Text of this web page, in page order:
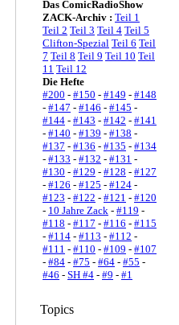
Das ComicRadioShow
ZACK-Archiv : Teil 1
Teil 2 Teil 3 Teil 4 Teil 5
Clifton-Spezial Teil 6 Teil
7 Teil 8 Teil 9 Teil 10 Teil
11 Teil 12
Die Hefte
#200 - #150 - #149 - #148
- #147 - #146 - #145 -
#144 - #143 - #142 - #141
- #140 - #139 - #138 -
#137 - #136 - #135 - #134
- #133 - #132 - #131 -
#130 - #129 - #128 - #127
- #126 - #125 - #124 -
#123 - #122 - #121 - #120
- 10 Jahre Zack - #119 -
#118 - #117 - #116 - #115
- #114 - #113 - #112 -
#111 - #110 - #109 - #107
- #84 - #75 - #64 - #55 -
#46 - SH #4 - #9 - #1
Topics